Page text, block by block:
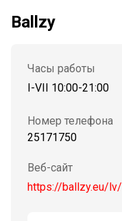
Ballzy
Часы работы
I-VII 10:00-21:00
Номер телефона
25171750
Веб-сайт
https://ballzy.eu/lv/